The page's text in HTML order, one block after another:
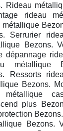
Rideau
rideau
Serrurier
Bezons.
dépannage
métallique
Ressorts
Bezons.
métallique
plus
Bezons.